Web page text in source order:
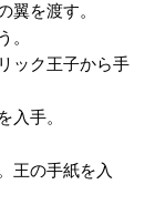
翼を渡す。
。
ック王子から手
入手。
王の手紙を入